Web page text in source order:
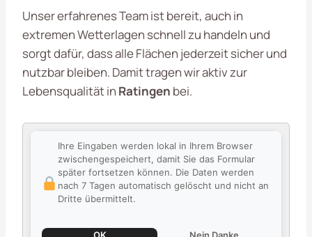
Unser erfahrenes Team ist bereit, auch in
extremen Wetterlagen schnell zu handeln und
sorgt dafür, dass alle Flächen jederzeit sicher und
nutzbar bleiben. Damit tragen wir aktiv zur
Lebensqualität in Ratingen bei.
Ihre Eingaben werden lokal in Ihrem Browser
zwischengespeichert, damit Sie das Formular
später fortsetzen können. Die Daten werden
nach 7 Tagen automatisch gelöscht und nicht an
Dritte übermittelt.